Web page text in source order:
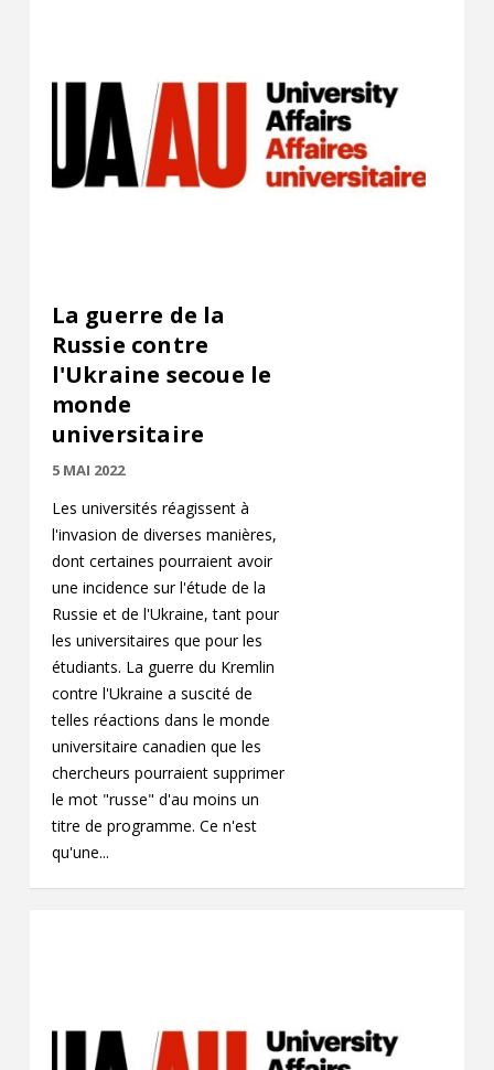
La guerre de la
Russie contre
l'Ukraine secoue le
monde
universitaire
5 MAI 2022
Les universités réagissent à
l'invasion de diverses manières,
dont certaines pourraient avoir
une incidence sur l'étude de la
Russie et de l'Ukraine, tant pour
les universitaires que pour les
étudiants. La guerre du Kremlin
contre l'Ukraine a suscité de
telles réactions dans le monde
universitaire canadien que les
chercheurs pourraient supprimer
le mot "russe" d'au moins un
titre de programme. Ce n'est
qu'une...